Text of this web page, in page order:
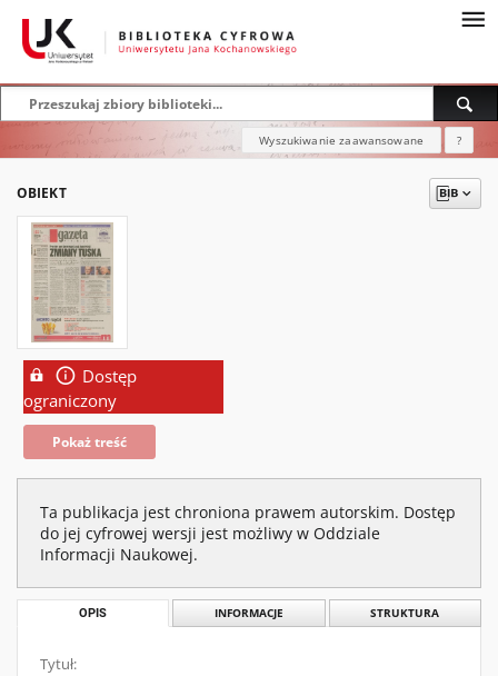
Wyszukiwanie zaawansowane ?
OBIEKT
Dostęp
ograniczony
Pokaż treść
Ta publikacja jest chroniona prawem autorskim. Dostęp
do jej cyfrowej wersji jest możliwy w Oddziale
Informacji Naukowej.
OPIS INFORMACJE STRUKTURA
Tytuł: